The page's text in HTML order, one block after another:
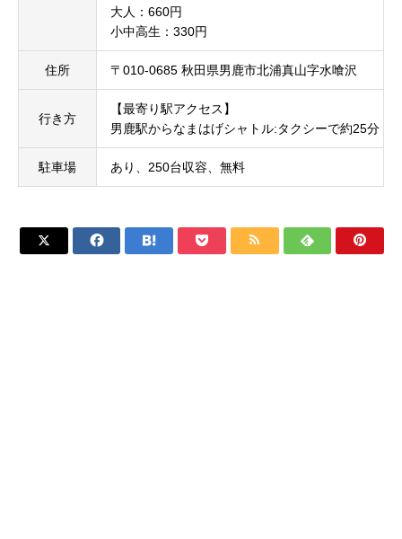
大人：660円
小中高生：330円
住所 〒010-0685 秋田県男鹿市北浦真山字水喰沢
行き方
【最寄り駅アクセス】
男鹿駅からなまはげシャトル:タクシーで約25分
駐車場 あり、250台収容、無料
      